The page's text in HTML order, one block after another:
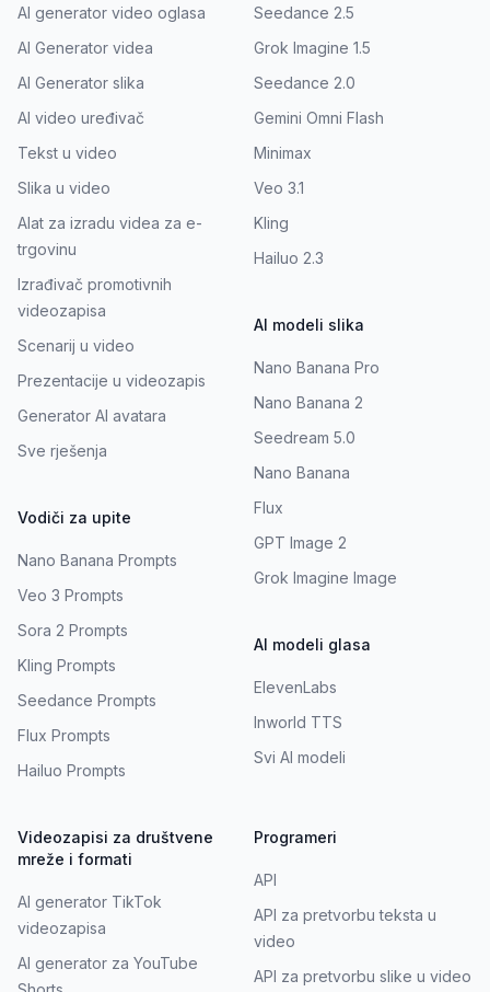
AI generator video oglasa
AI Generator videa
AI Generator slika
AI video uređivač
Tekst u video
Slika u video
Alat za izradu videa za e-
trgovinu
Izrađivač promotivnih
videozapisa
Scenarij u video
Prezentacije u videozapis
Generator AI avatara
Sve rješenja
Vodiči za upite
Nano Banana Prompts
Veo 3 Prompts
Sora 2 Prompts
Kling Prompts
Seedance Prompts
Flux Prompts
Hailuo Prompts
Seedance 2.5
Grok Imagine 1.5
Seedance 2.0
Gemini Omni Flash
Minimax
Veo 3.1
Kling
Hailuo 2.3
AI modeli slika
Nano Banana Pro
Nano Banana 2
Seedream 5.0
Nano Banana
Flux
GPT Image 2
Grok Imagine Image
AI modeli glasa
ElevenLabs
Inworld TTS
Svi AI modeli
Videozapisi za društvene
mreže i formati
AI generator TikTok
videozapisa
AI generator za YouTube
Programeri
API
API za pretvorbu teksta u
video
API za pretvorbu slike u video